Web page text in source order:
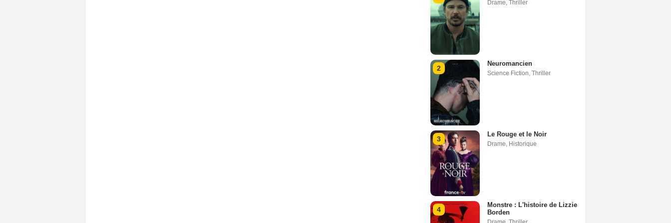
Drame, Thriller
2
Neuromancien
Science Fiction, Thriller
3
Le Rouge et le Noir
Drame, Historique
4
Monstre : L'histoire de Lizzie
Borden